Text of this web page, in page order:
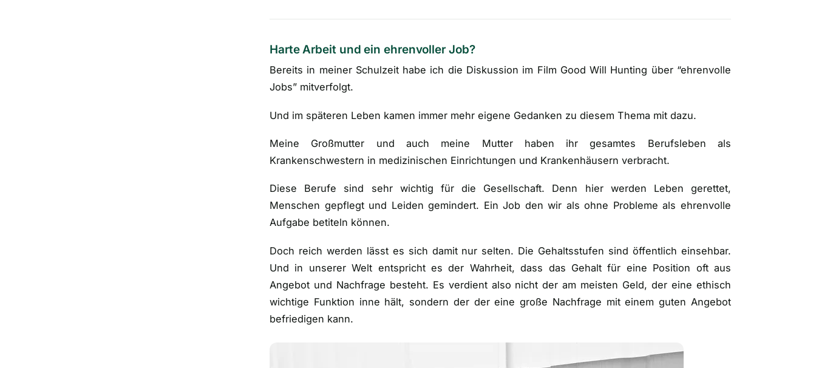
Harte Arbeit und ein ehrenvoller Job?
Bereits in meiner Schulzeit habe ich die Diskussion im Film Good Will Hunting über “ehrenvolle
Jobs” mitverfolgt.
Und im späteren Leben kamen immer mehr eigene Gedanken zu diesem Thema mit dazu.
Meine Großmutter und auch meine Mutter haben ihr gesamtes Berufsleben als
Krankenschwestern in medizinischen Einrichtungen und Krankenhäusern verbracht.
Diese Berufe sind sehr wichtig für die Gesellschaft. Denn hier werden Leben gerettet,
Menschen gepflegt und Leiden gemindert. Ein Job den wir als ohne Probleme als ehrenvolle
Aufgabe betiteln können.
Doch reich werden lässt es sich damit nur selten. Die Gehaltsstufen sind öffentlich einsehbar.
Und in unserer Welt entspricht es der Wahrheit, dass das Gehalt für eine Position oft aus
Angebot und Nachfrage besteht. Es verdient also nicht der am meisten Geld, der eine ethisch
wichtige Funktion inne hält, sondern der der eine große Nachfrage mit einem guten Angebot
befriedigen kann.